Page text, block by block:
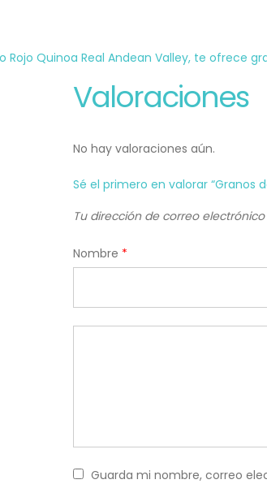
Rojo Quinoa Real Andean Valley, te ofrece
Valoraciones
No hay valoraciones aún.
Sé el primero en valorar “Granos
Tu dirección de correo
Nombre *
Guarda mi nombre, correo